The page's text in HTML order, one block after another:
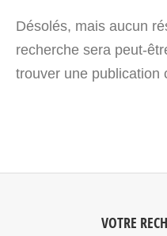
Désolés, mais aucun
recherche sera peut-
trouver une publication
VOTRE